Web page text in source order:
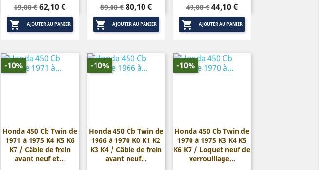
Prix
de
base
69,00 €Prix
62,10 €
 AJOUTER AU PANIER
Prix
de
base
89,00 € Prix
80,10 €
 AJOUTER AU PANIER
Prix
de
base
49,00 €Prix
44,10 €
 AJOUTER AU PANIER
Honda 450 Cb Twin de
1971 à 1975 K4 K5 K6
K7 / Câble de frein
avant neuf et...
-10%
Aperçu rapide
Honda 450 Cb Twin de
1966 à 1970 K0 K1 K2
K3 K4 / Câble de frein
avant neuf...
-10%
Aperçu rapide
Honda 450 Cb Twin de
1970 à 1975 K3 K4 K5
K6 K7 / Loquet neuf de
verrouillage...
-10%
 Aperçu rapide